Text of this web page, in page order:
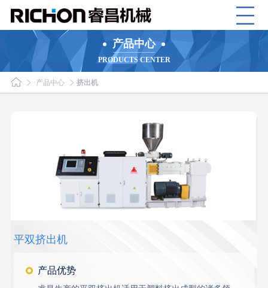
产品中心
PRODUCTS CENTER
产品中心 挤出机
平双挤出机
产品优势